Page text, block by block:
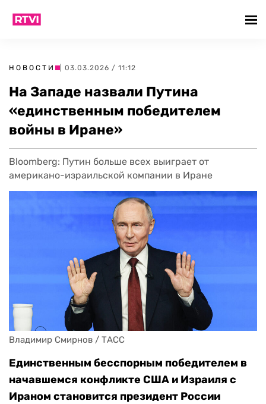
НОВОСТИ | 03.03.2026 / 11:12
На Западе назвали Путина
«единственным победителем
войны в Иране»
Bloomberg: Путин больше всех выиграет от
американо-израильской компании в Иране
Владимир Смирнов / ТАСС
Единственным бесспорным победителем в
начавшемся конфликте США и Израиля с
Ираном становится президент России